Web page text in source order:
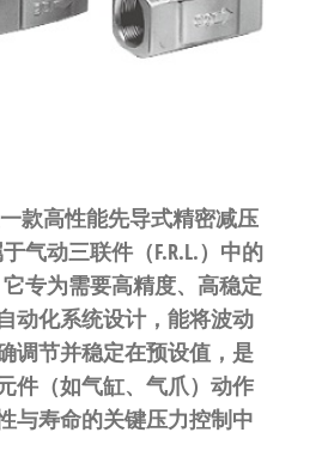
一款高性能先导式精密减压
于气动三联件（F.R.L.）中的
它专为需要高精度、高稳定
动化系统设计，能将波动
调节并稳定在预设值，是
件（如气缸、气爪）动作
与寿命的关键压力控制中